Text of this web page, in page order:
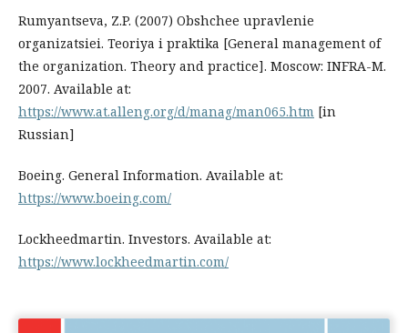
Rumyantseva, Z.P. (2007) Obshchee upravlenie
organizatsiei. Teoriya i praktika [General management of
the organization. Theory and practice]. Moscow: INFRA-M.
2007. Available at:
https://www.at.alleng.org/d/manag/man065.htm [in
Russian]
Boeing. General Information. Available at:
https://www.boeing.com/
Lockheedmartin. Investors. Available at:
https://www.lockheedmartin.com/